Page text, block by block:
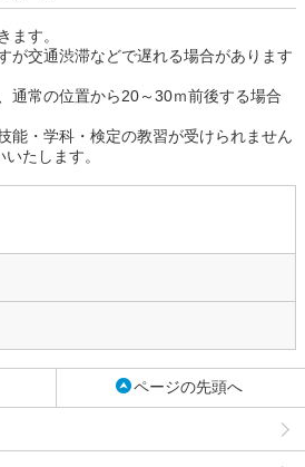
ます。
が交通渋滞などで遅れる場合があります
通常の位置から20～30ｍ前後する場合
能・学科・検定の教習が受けられません
たします。
ページの先頭へ